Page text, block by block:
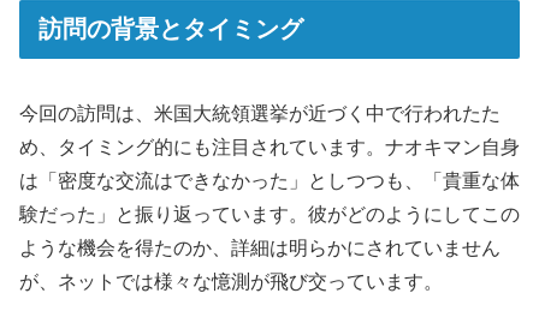
訪問の背景とタイミング
今回の訪問は、米国大統領選挙が近づく中で行われたた
め、タイミング的にも注目されています。ナオキマン自身
は「密度な交流はできなかった」としつつも、「貴重な体
験だった」と振り返っています。彼がどのようにしてこの
ような機会を得たのか、詳細は明らかにされていません
が、ネットでは様々な憶測が飛び交っています。